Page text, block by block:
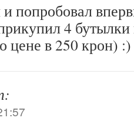
и попробовал
4
цене в 250 крон) :)